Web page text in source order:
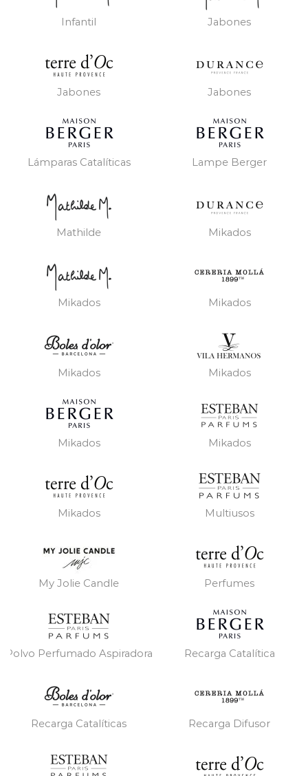
Infantil Jabones
Jabones Jabones
Lámparas Catalíticas Lampe Berger
Mathilde Mikados
Mikados Mikados
Mikados Mikados
Mikados Mikados
Mikados Multiusos
My Jolie Candle Perfumes
Polvo Perfumado Aspiradora Recarga Catalítica
Recarga Catalíticas Recarga Difusor